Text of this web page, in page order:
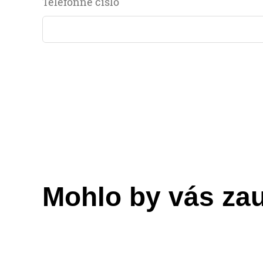
Mohlo by vás